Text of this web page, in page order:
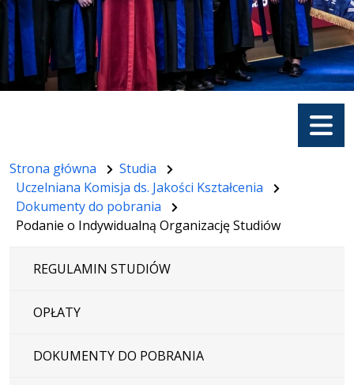
Menu
Strona główna
Studia
Uczelniana Komisja ds. Jakości Kształcenia
Dokumenty do pobrania
Podanie o Indywidualną Organizację Studiów
REGULAMIN STUDIÓW
OPŁATY
DOKUMENTY DO POBRANIA